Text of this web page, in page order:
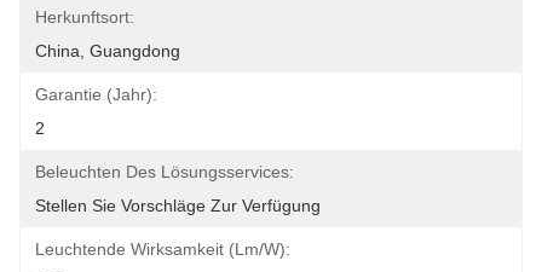
Herkunftsort:
China, Guangdong
Garantie (Jahr):
2
Beleuchten Des Lösungsservices:
Stellen Sie Vorschläge Zur Verfügung
Leuchtende Wirksamkeit (lm/w):